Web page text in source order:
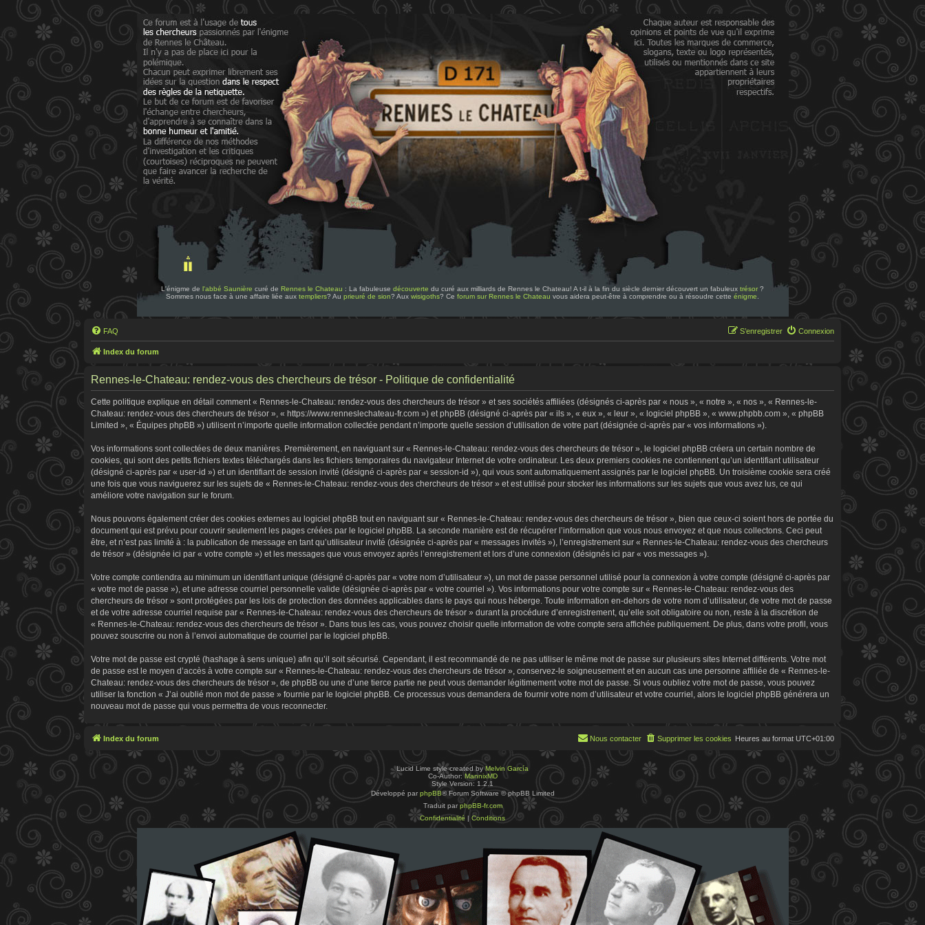
L'énigme de l'abbé Saunière curé de Rennes le Chateau : La fabuleuse découverte du curé aux milliards de Rennes le Chateau! A t-il à la fin du siècle dernier découvert un fabuleux trésor ?
Sommes nous face à une affaire liée aux templiers? Au prieuré de sion? Aux wisigoths? Ce forum sur Rennes le Chateau vous aidera peut-être à comprendre ou à résoudre cette énigme
FAQ Connexion
S’enregistrer
Index du forum
Rennes-le-Chateau: rendez-vous des chercheurs de trésor - Politique de confidentialité
Cette politique explique en détail comment « Rennes-le-Chateau: rendez-vous des chercheurs de trésor » et ses sociétés affiliées (désignés ci-après par « nous », « notre », « nos », « Rennes-le-
Chateau: rendez-vous des chercheurs de trésor », « https://www.renneslechateau-fr.com ») et phpBB (désigné ci-après par « ils », « eux », « leur », « logiciel phpBB », « www.phpbb.com », « phpBB
Limited », « Équipes phpBB ») utilisent n’importe quelle information collectée pendant n’importe quelle session d’utilisation de votre part (désignée ci-après par « vos informations »).
Vos informations sont collectées de deux manières. Premièrement, en naviguant sur « Rennes-le-Chateau: rendez-vous des chercheurs de trésor », le logiciel phpBB créera un certain nombre de
cookies, qui sont des petits fichiers textes téléchargés dans les fichiers temporaires du navigateur Internet de votre ordinateur. Les deux premiers cookies ne contiennent qu’un identifiant utilisateur
(désigné ci-après par « user-id ») et un identifiant de session invité (désigné ci-après par « session-id »), qui vous sont automatiquement assignés par le logiciel phpBB. Un troisième cookie sera créé
une fois que vous naviguerez sur les sujets de « Rennes-le-Chateau: rendez-vous des chercheurs de trésor » et est utilisé pour stocker les informations sur les sujets que vous avez lus, ce qui
améliore votre navigation sur le forum.
Nous pouvons également créer des cookies externes au logiciel phpBB tout en naviguant sur « Rennes-le-Chateau: rendez-vous des chercheurs de trésor », bien que ceux-ci soient hors de portée du
document qui est prévu pour couvrir seulement les pages créées par le logiciel phpBB. La seconde manière est de récupérer l’information que vous nous envoyez et que nous collectons. Ceci peut
être, et n’est pas limité à : la publication de message en tant qu’utilisateur invité (désignée ci-après par « messages invités »), l’enregistrement sur « Rennes-le-Chateau: rendez-vous des chercheurs
de trésor » (désignée ici par « votre compte ») et les messages que vous envoyez après l’enregistrement et lors d’une connexion (désignés ici par « vos messages »).
Votre compte contiendra au minimum un identifiant unique (désigné ci-après par « votre nom d’utilisateur »), un mot de passe personnel utilisé pour la connexion à votre compte (désigné ci-après par
« votre mot de passe »), et une adresse courriel personnelle valide (désignée ci-après par « votre courriel »). Vos informations pour votre compte sur « Rennes-le-Chateau: rendez-vous des
chercheurs de trésor » sont protégées par les lois de protection des données applicables dans le pays qui nous héberge. Toute information en-dehors de votre nom d’utilisateur, de votre mot de passe
et de votre adresse courriel requise par « Rennes-le-Chateau: rendez-vous des chercheurs de trésor » durant la procédure d’enregistrement, qu’elle soit obligatoire ou non, reste à la discrétion de
« Rennes-le-Chateau: rendez-vous des chercheurs de trésor ». Dans tous les cas, vous pouvez choisir quelle information de votre compte sera affichée publiquement. De plus, dans votre profil, vous
pouvez souscrire ou non à l’envoi automatique de courriel par le logiciel phpBB.
Votre mot de passe est crypté (hashage à sens unique) afin qu’il soit sécurisé. Cependant, il est recommandé de ne pas utiliser le même mot de passe sur plusieurs sites Internet différents. Votre mot
de passe est le moyen d’accès à votre compte sur « Rennes-le-Chateau: rendez-vous des chercheurs de trésor », conservez-le soigneusement et en aucun cas une personne affiliée de « Rennes-le-
Chateau: rendez-vous des chercheurs de trésor », de phpBB ou une d’une tierce partie ne peut vous demander légitimement votre mot de passe. Si vous oubliez votre mot de passe, vous pouvez
utiliser la fonction « J’ai oublié mon mot de passe » fournie par le logiciel phpBB. Ce processus vous demandera de fournir votre nom d’utilisateur et votre courriel, alors le logiciel phpBB générera un
nouveau mot de passe qui vous permettra de vous reconnecter.
Index du forum Heures au format UTC+01:00
Supprimer les cookies
Nous contacter
Lucid Lime style created byMelvin García
Co-Author: MannixMD
Style Version: 1.2.1
Développé par phpBB® Forum Software © phpBB Limited
Traduit par phpBB-fr.com
Confidentialité | Conditions